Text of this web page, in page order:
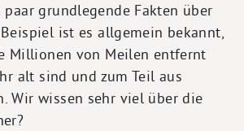
grundlegende Fakten über
ist es allgemein bekannt,
Millionen von Meilen entfernt
alt sind und zum Teil aus
Wir wissen sehr viel über die